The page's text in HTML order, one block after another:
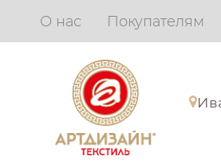
О нас Покупателям